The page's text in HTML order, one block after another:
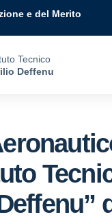
e del Merito
Tecnico
Deffenu